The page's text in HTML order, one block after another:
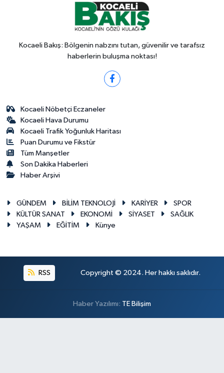
Kocaeli Bakış: Bölgenin nabzını tutan, güvenilir ve tarafsız
haberlerin buluşma noktası!
Kocaeli Nöbetçi Eczaneler
Kocaeli Hava Durumu
Kocaeli Trafik Yoğunluk Haritası
Puan Durumu ve Fikstür
Tüm Manşetler
Son Dakika Haberleri
Haber Arşivi
GÜNDEM BİLİM TEKNOLOJİ KARİYER
SPOR
KÜLTÜR SANAT
EKONOMİ SİYASET
SAĞLIK
YAŞAM
EĞİTİM Künye
RSS Copyright © 2024. Her hakkı saklıdır.
Haber Yazılımı: TE Bilişim